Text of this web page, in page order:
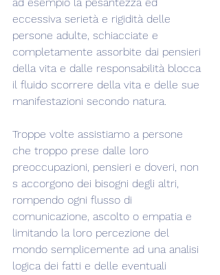
eccessiva serietà e rigidità delle
persone adulte, schiacciate e
completamente assorbite dai pensieri
della vita e dalle responsabilità blocca
il fluido scorrere della vita e delle sue
manifestazioni secondo natura.
Troppe volte assistiamo a persone
che troppo prese dalle loro
preoccupazioni, pensieri e doveri, non
s accorgono dei bisogni degli altri,
rompendo ogni flusso di
comunicazione, ascolto o empatia e
limitando la loro percezione del
mondo semplicemente ad una analisi
logica dei fatti e delle eventuali